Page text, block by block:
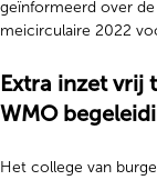
geïnformeerd over
meicirculaire 2022
Extra inzet vrij
WMO
Het college van